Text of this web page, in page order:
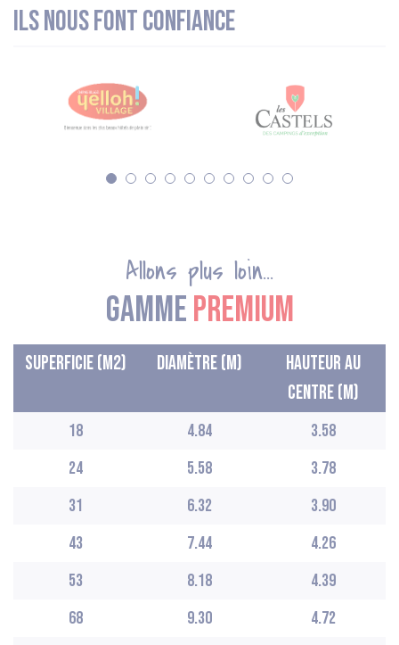
Ils nous font confiance
Allons plus loin...
Gammepremium
Superficie (M2) Diamètre (M)
Hauteur au
centre (M)
18 4.84
3.58
24
5.58
3.78
31
6.32
3.90
43
7.44
4.26
53
8.18
4.39
68
9.30 4.72